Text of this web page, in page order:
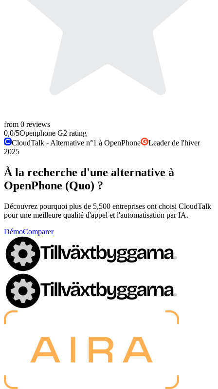
from 0 reviews
0,0/5Openphone G2 rating
CloudTalk - Alternative n°1 à OpenPhone
Leader de l'hiver
2025
À la recherche d'une alternative à
OpenPhone (Quo) ?
Découvrez pourquoi plus de 5,500 entreprises ont choisi CloudTalk
pour une meilleure qualité d'appel et l'automatisation par IA.
DémoComparer